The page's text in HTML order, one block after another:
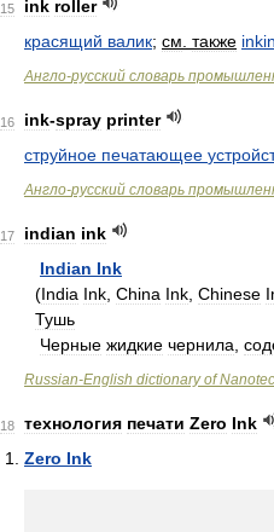
15 ink roller
красящий валик; см также
Англо-русский словарь
16 ink-spray printer
струйное печатающее
Англо-русский словарь
17 indian ink
Indian Ink
(India Ink China Ink Chinese
Тушь
Черные жидкие чернила
Russian-English dictionary of
18 технология печати Zero Ink
Zero Ink